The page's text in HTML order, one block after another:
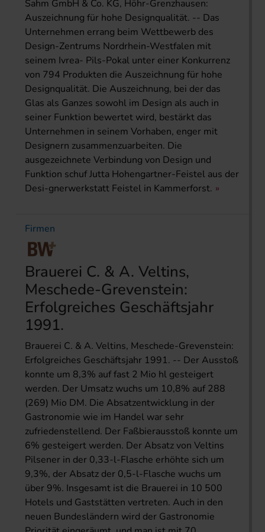
Sahm GmbH & Co. KG, Höhr-Grenzhausen:
Auszeichnung für hohe Designqualität. -- Das
Unternehmen errang beim Wettbewerb des
Design-Zentrums Nordrhein-Westfalen mit
seinem Ivrea- Pils-Pokal unter einer Konkurrenz
von 794 Produkten die Auszeichnung für hohe
Designqualität. Die Auszeichnung, bei der das
Glas als Ganzes sowohl im Design als auch in
seiner Funktion bewertet wird, bestärkt das
Unternehmen in seinem Vorhaben, enger mit
Designern zusammenzuarbeiten. Die
ausgezeichnete Verbindung von Design und
Funktion schuf Jutta Hohengartner-Feistel aus der
Desi-gnerwerkstatt Feistel in Kammerforst.
Firmen
Brauerei C. & A. Veltins,
Meschede-Grevenstein:
Erfolgreiches Geschäftsjahr
1991.
Brauerei C. & A. Veltins, Meschede-Grevenstein:
Erfolgreiches Geschäftsjahr 1991. -- Der Ausstoß
konnte um 8,3% auf fast 2 Mio hl gesteigert
werden. Der Umsatz wuchs um 10,8% auf 288
(269) Mio DM. Die Absatzentwicklung in der
Gastronomie wie im Handel war sehr
zufriedenstellend. Der Faßbierausstoß konnte um
6% gesteigert werden. Der Absatz von Veltins
Pilsener in der 0,33-l-Flasche erhöhte sich um
9,3%, der Absatz der 0,5-l-Flasche wuchs um
über 9%. Insgesamt ist die Brauerei in 10 500
Hotels und Gaststätten vertreten. Auch in den
neuen Bundesländern wird der Gastronomie